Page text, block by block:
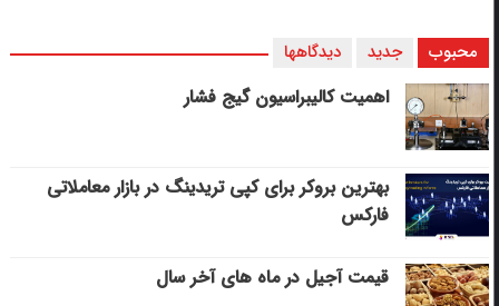
محبوب جدید دیدگاهها
اهمیت کالیبراسیون گیج فشار
بهترین بروکر برای کپی‌ تریدینگ در بازار معاملاتی
فارکس
قیمت آجیل در ماه های آخر سال